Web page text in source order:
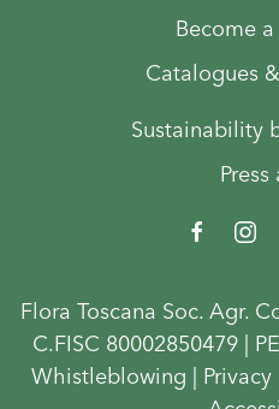
Become
Catalogues
Sustainability
Flora Toscana Soc. Agr.
C.FISC 80002850479 |
Whistleblowing |